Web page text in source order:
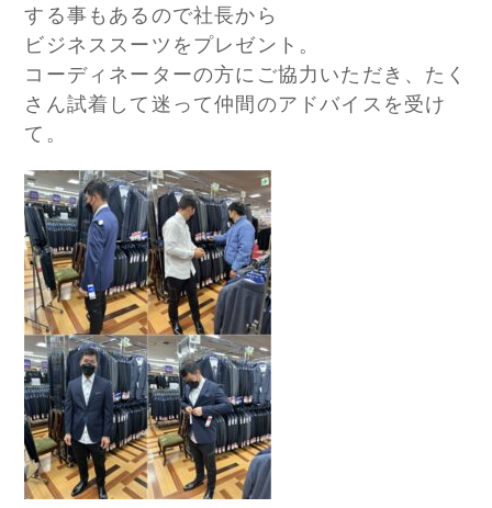
する事もあるので社長から
ビジネススーツをプレゼント。
コーディネーターの方にご協力いただき、たく
さん試着して迷って仲間のアドバイスを受け
て。